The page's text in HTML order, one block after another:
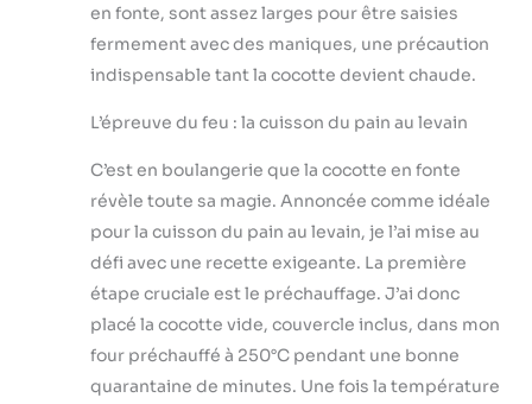
en fonte, sont assez larges pour être saisies
fermement avec des maniques, une précaution
indispensable tant la cocotte devient chaude.
L’épreuve du feu : la cuisson du pain au levain
C’est en boulangerie que la cocotte en fonte
révèle toute sa magie. Annoncée comme idéale
pour la cuisson du pain au levain, je l’ai mise au
défi avec une recette exigeante. La première
étape cruciale est le préchauffage. J’ai donc
placé la cocotte vide, couvercle inclus, dans mon
four préchauffé à 250°C pendant une bonne
quarantaine de minutes. Une fois la température